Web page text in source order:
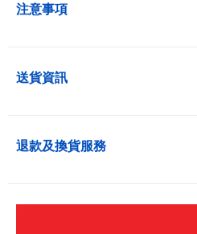
注意事項
送貨資訊
退款及換貨服務